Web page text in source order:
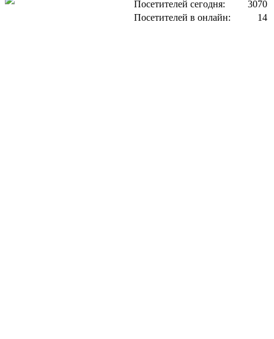
Посетителей сегодня:
3070
Посетителей в онлайн:
14